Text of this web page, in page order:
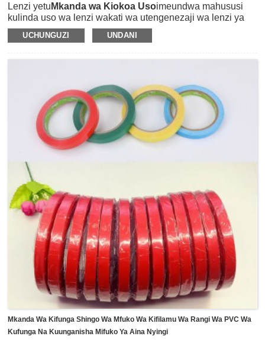
Lenzi yetu Mkanda wa Kiokoa Usoimeundwa mahususi
kulinda uso wa lenzi wakati wa utengenezaji wa lenzi ya
RX kama vile kukata, kung'arisha na kusaga.Inaweza
kusaidia kwa ufanisi kuzuia mikwaruzo au chembe
utengenezaji.Utepe wa kiokoa uso hutumia filamu ya PVC
ambayo ni rahisi kutofautisha kwa kuondolewa baada ya
mchakato, na kisha kufunikwa na gundi ya asili ya mpira ili
kutoa mshikamano wa hali ya juu kwenye lenzi na torque
ya chini ili kuhakikisha ukingo sahihi.Inaweza kusafishwa
kwa urahisi na kwa urahisi kutoka kwa lenzi baada ya
kuzima bila kuacha mabaki yoyote au mzuka kwenye
lenzi.Mkanda wetu wa Filamu ya PVC hauwezi tu
kuwekwa kwenye lenzi bali pia glasi na utengenezaji wa
vifaa vingine vya macho.
UCHUNGUZI UNDANI
Mkanda Wa Kifunga Shingo Wa Mfuko Wa Kifilamu Wa Rangi Wa PVC Wa
Kufunga Na Kuunganisha Mifuko Ya Aina Nyingi